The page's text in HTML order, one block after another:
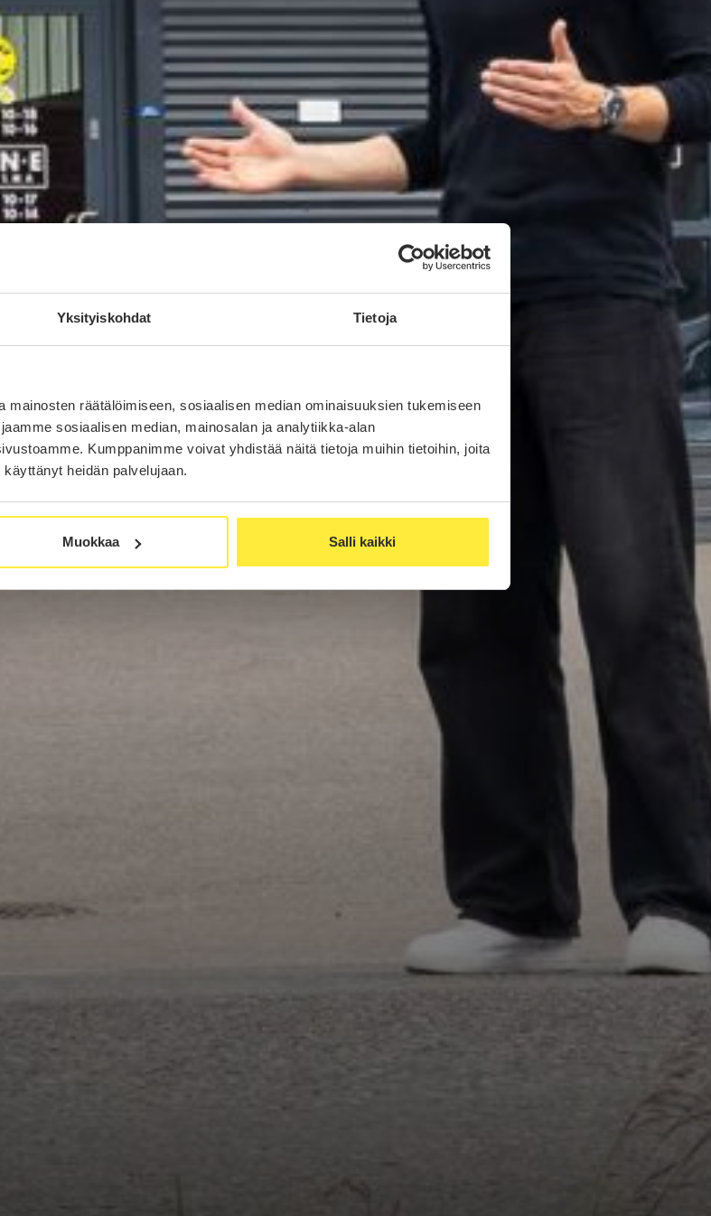
Yksityiskohdat Tietoja
mainosten räätälöimiseen, sosiaalisen median ominaisuuksien tukemiseen
sosiaalisen median, mainosalan ja analytiikka-alan
Kumppanimme voivat yhdistää näitä tietoja muihin tietoihin, joita
heidän palvelujaan.
Muokkaa Salli kaikki